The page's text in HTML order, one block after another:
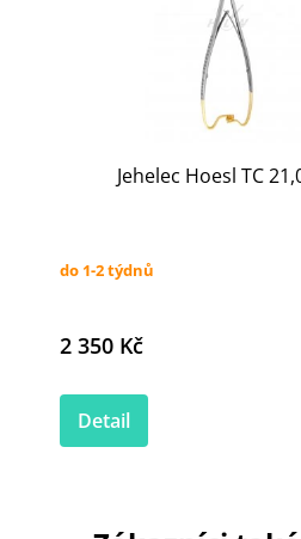
Jehelec Hoesl TC
do 1-2 týdnů
2 350 Kč
Detail